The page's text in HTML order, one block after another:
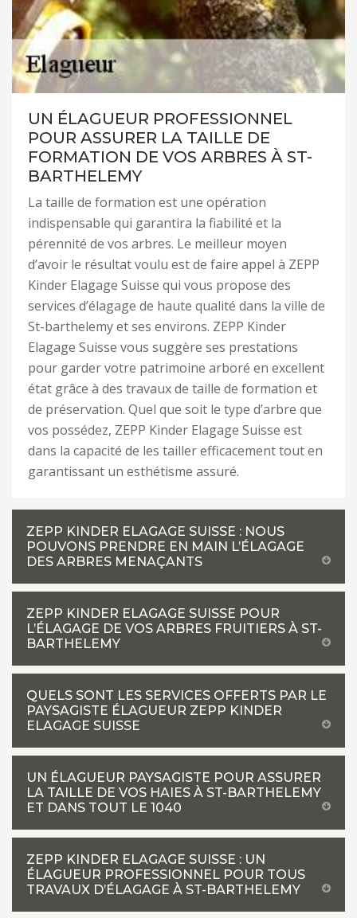
UN ÉLAGUEUR PROFESSIONNEL
POUR ASSURER LA TAILLE DE
FORMATION DE VOS ARBRES À ST-
BARTHELEMY
La taille de formation est une opération
indispensable qui garantira la fiabilité et la
pérennité de vos arbres. Le meilleur moyen
d’avoir le résultat voulu est de faire appel à ZEPP
Kinder Elagage Suisse qui vous propose des
services d’élagage de haute qualité dans la ville de
St-barthelemy et ses environs. ZEPP Kinder
Elagage Suisse vous suggère ses prestations
pour garder votre patrimoine arboré en excellent
état grâce à des travaux de taille de formation et
de préservation. Quel que soit le type d’arbre que
vos possédez, ZEPP Kinder Elagage Suisse est
dans la capacité de les tailler efficacement tout en
garantissant un esthétisme assuré.
ZEPP KINDER ELAGAGE SUISSE : NOUS
POUVONS PRENDRE EN MAIN L’ÉLAGAGE
DES ARBRES MENAÇANTS
ZEPP KINDER ELAGAGE SUISSE POUR
L’ÉLAGAGE DE VOS ARBRES FRUITIERS À ST-
BARTHELEMY
QUELS SONT LES SERVICES OFFERTS PAR LE
PAYSAGISTE ÉLAGUEUR ZEPP KINDER
ELAGAGE SUISSE
UN ÉLAGUEUR PAYSAGISTE POUR ASSURER
LA TAILLE DE VOS HAIES À ST-BARTHELEMY
ET DANS TOUT LE 1040
ZEPP KINDER ELAGAGE SUISSE : UN
ÉLAGUEUR PROFESSIONNEL POUR TOUS
TRAVAUX D’ÉLAGAGE À ST-BARTHELEMY